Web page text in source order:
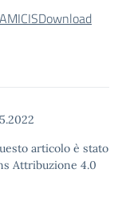
Download
articolo è stato
Attribuzione 4.0